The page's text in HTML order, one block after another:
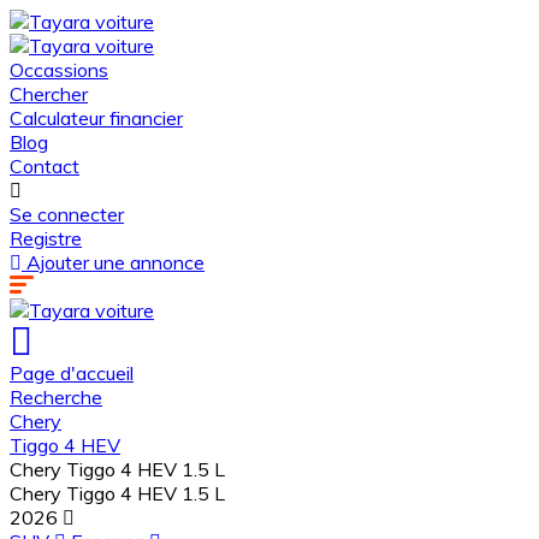
Occassions
Chercher
Calculateur financier
Blog
Contact
Se connecter
Registre
Ajouter une annonce
Page d'accueil
Recherche
Chery
Tiggo 4 HEV
Chery Tiggo 4 HEV 1.5 L
Chery Tiggo 4 HEV 1.5 L
2026